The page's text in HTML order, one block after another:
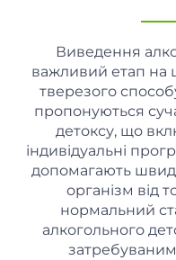
Виведення
важливий етап на
тверезого
пропонуються
детоксу, що
індивідуальні
допомагають
організм від
нормальний
алкогольного